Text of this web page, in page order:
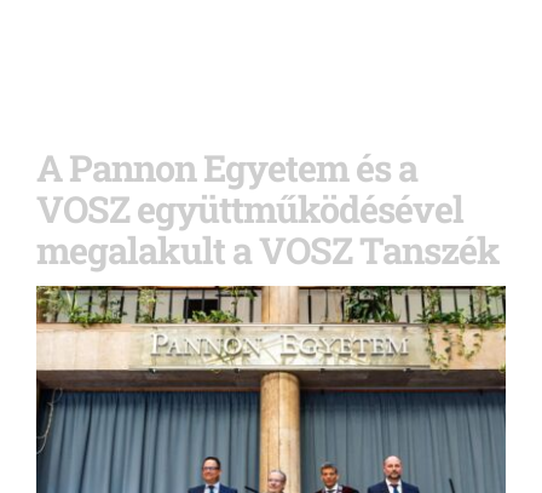
A Pannon Egyetem és a
VOSZ együttműködésével
megalakult a VOSZ Tanszék